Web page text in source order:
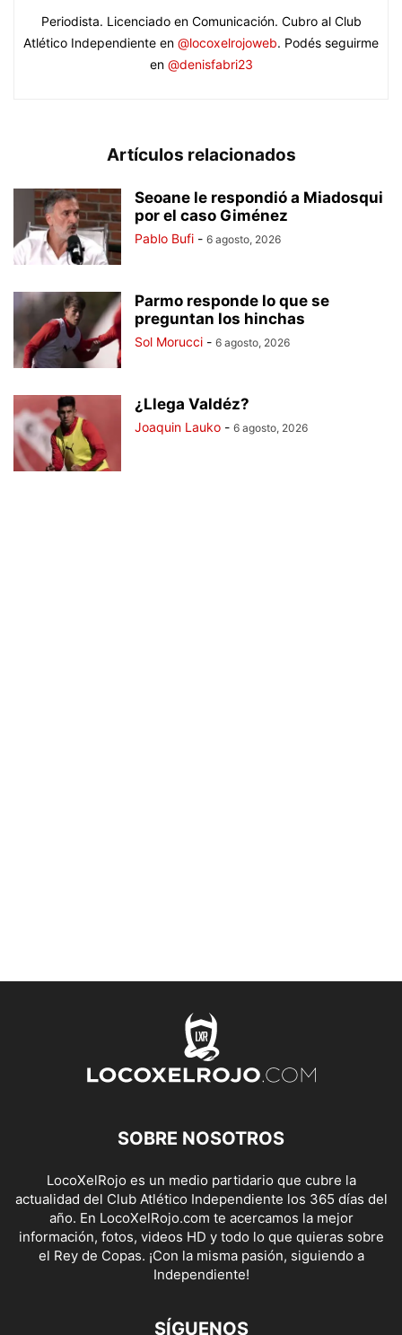
Periodista. Licenciado en Comunicación. Cubro al Club
Atlético Independiente en @locoxelrojoweb. Podés seguirme
en @denisfabri23
Artículos relacionados
Seoane le respondió a Miadosqui
por el caso Giménez
Pablo Bufi - 6 agosto, 2026
Parmo responde lo que se
preguntan los hinchas
Sol Morucci - 6 agosto, 2026
¿Llega Valdéz?
Joaquin Lauko - 6 agosto, 2026
SOBRE NOSOTROS
LocoXelRojo es un medio partidario que cubre la
actualidad del Club Atlético Independiente los 365 días del
año. En LocoXelRojo.com te acercamos la mejor
información, fotos, videos HD y todo lo que quieras sobre
el Rey de Copas. ¡Con la misma pasión, siguiendo a
Independiente!
SÍGUENOS